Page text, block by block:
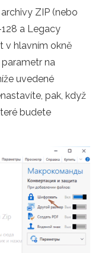
ZIP (nebo
a Legacy
v hlavním okně
na
uvedené
pak, když
budete